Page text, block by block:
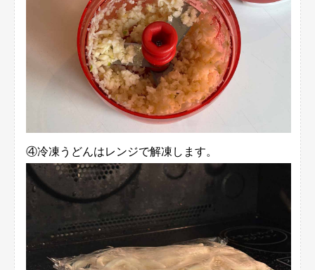
④冷凍うどんはレンジで解凍します。